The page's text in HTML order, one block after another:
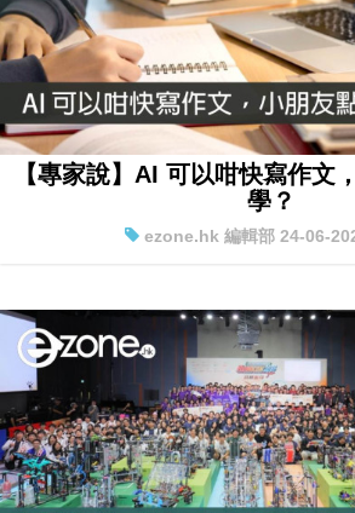
【專家說】AI 可以咁快寫作文
學？
ezone.hk 編輯部 24-06-